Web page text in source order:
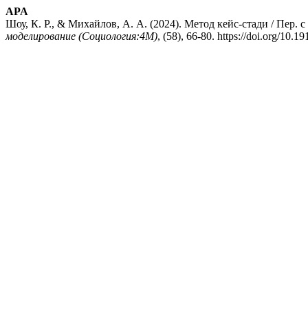
APA
Шоу, К. Р., & Михайлов, А. А. (2024). Метод кейс-стади / Пер.
моделирование (Социология:4М), (58), 66-80. https://doi.org/